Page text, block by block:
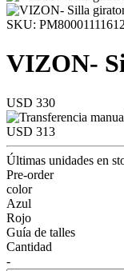
SKU:
VIZON-
USD 330
USD 313
Últimas unidades en
Pre-order
color
Azul
Rojo
Guía de talles
Cantidad
-